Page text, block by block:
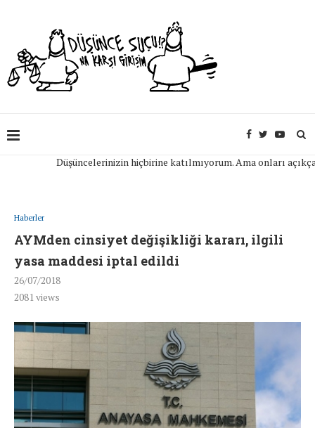
Düşüncelerinizin hiçbirine katılmıyorum. Ama onları açıkça
Haberler
AYMden cinsiyet değişikliği kararı, ilgili
yasa maddesi iptal edildi
26/07/2018
2081views